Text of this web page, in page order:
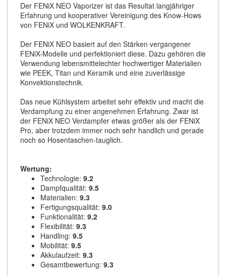
Der FENiX NEO Vaporizer ist das Resultat langjähriger
Erfahrung und kooperativer Vereinigung des Know-Hows
von FENiX und WOLKENKRAFT.
Der FENiX NEO basiert auf den Stärken vergangener
FENiX-Modelle und perfektioniert diese. Dazu gehören die
Verwendung lebensmittelechter hochwertiger Materialien
wie PEEK, Titan und Keramik und eine zuverlässige
Konvektionstechnik.
Das neue Kühlsystem arbeitet sehr effektiv und macht die
Verdampfung zu einer angenehmen Erfahrung. Zwar ist
der FENiX NEO Verdampfer etwas größer als der FENiX
Pro, aber trotzdem immer noch sehr handlich und gerade
noch so Hosentaschen-tauglich.
Wertung:
Technologie: 9.2
Dampfqualität: 9.5
Materialien: 9.3
Fertigungsqualität: 9.0
Funktionalität: 9.2
Flexibilität: 9.3
Handling: 9.5
Mobilität: 9.5
Akkulaufzeit: 9.3
Gesamtbewertung: 9.3